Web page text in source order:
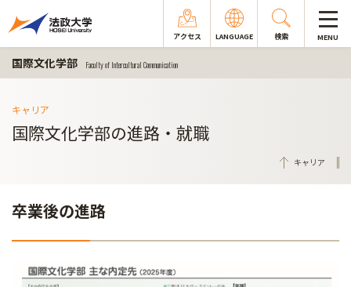
アクセス LANGUAGE 検索 MENU
国際文化学部 Faculty of Intercultural Communication
キャリア
国際文化学部の進路・就職
キャリア
卒業後の進路